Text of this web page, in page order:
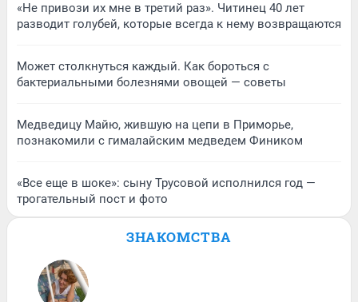
«Не привози их мне в третий раз». Читинец 40 лет
разводит голубей, которые всегда к нему возвращаются
Может столкнуться каждый. Как бороться с
бактериальными болезнями овощей — советы
Медведицу Майю, жившую на цепи в Приморье,
познакомили с гималайским медведем Фиником
«Все еще в шоке»: сыну Трусовой исполнился год —
трогательный пост и фото
ЗНАКОМСТВА